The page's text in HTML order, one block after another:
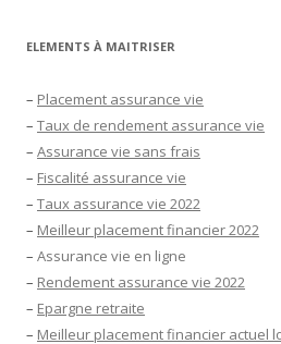
ELEMENTS À MAITRISER
– Placement assurance vie
– Taux de rendement assurance vie
– Assurance vie sans frais
– Fiscalité assurance vie
– Taux assurance vie 2022
– Meilleur placement financier 2022
– Assurance vie en ligne
– Rendement assurance vie 2022
– Epargne retraite
– Meilleur placement financier actuel